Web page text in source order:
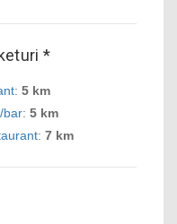
*
: 5 km
bar: 5 km
: 7 km